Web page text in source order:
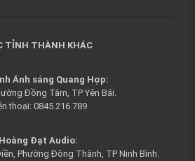
TỈNH THÀNH KHÁC
Ánh sáng Quang Hợp:
Đồng Tâm, TP Yên Bái.
thoại: 0845.216.789
Hoàng Đạt Audio:
Phường Đông Thành, TP Ninh Bình.